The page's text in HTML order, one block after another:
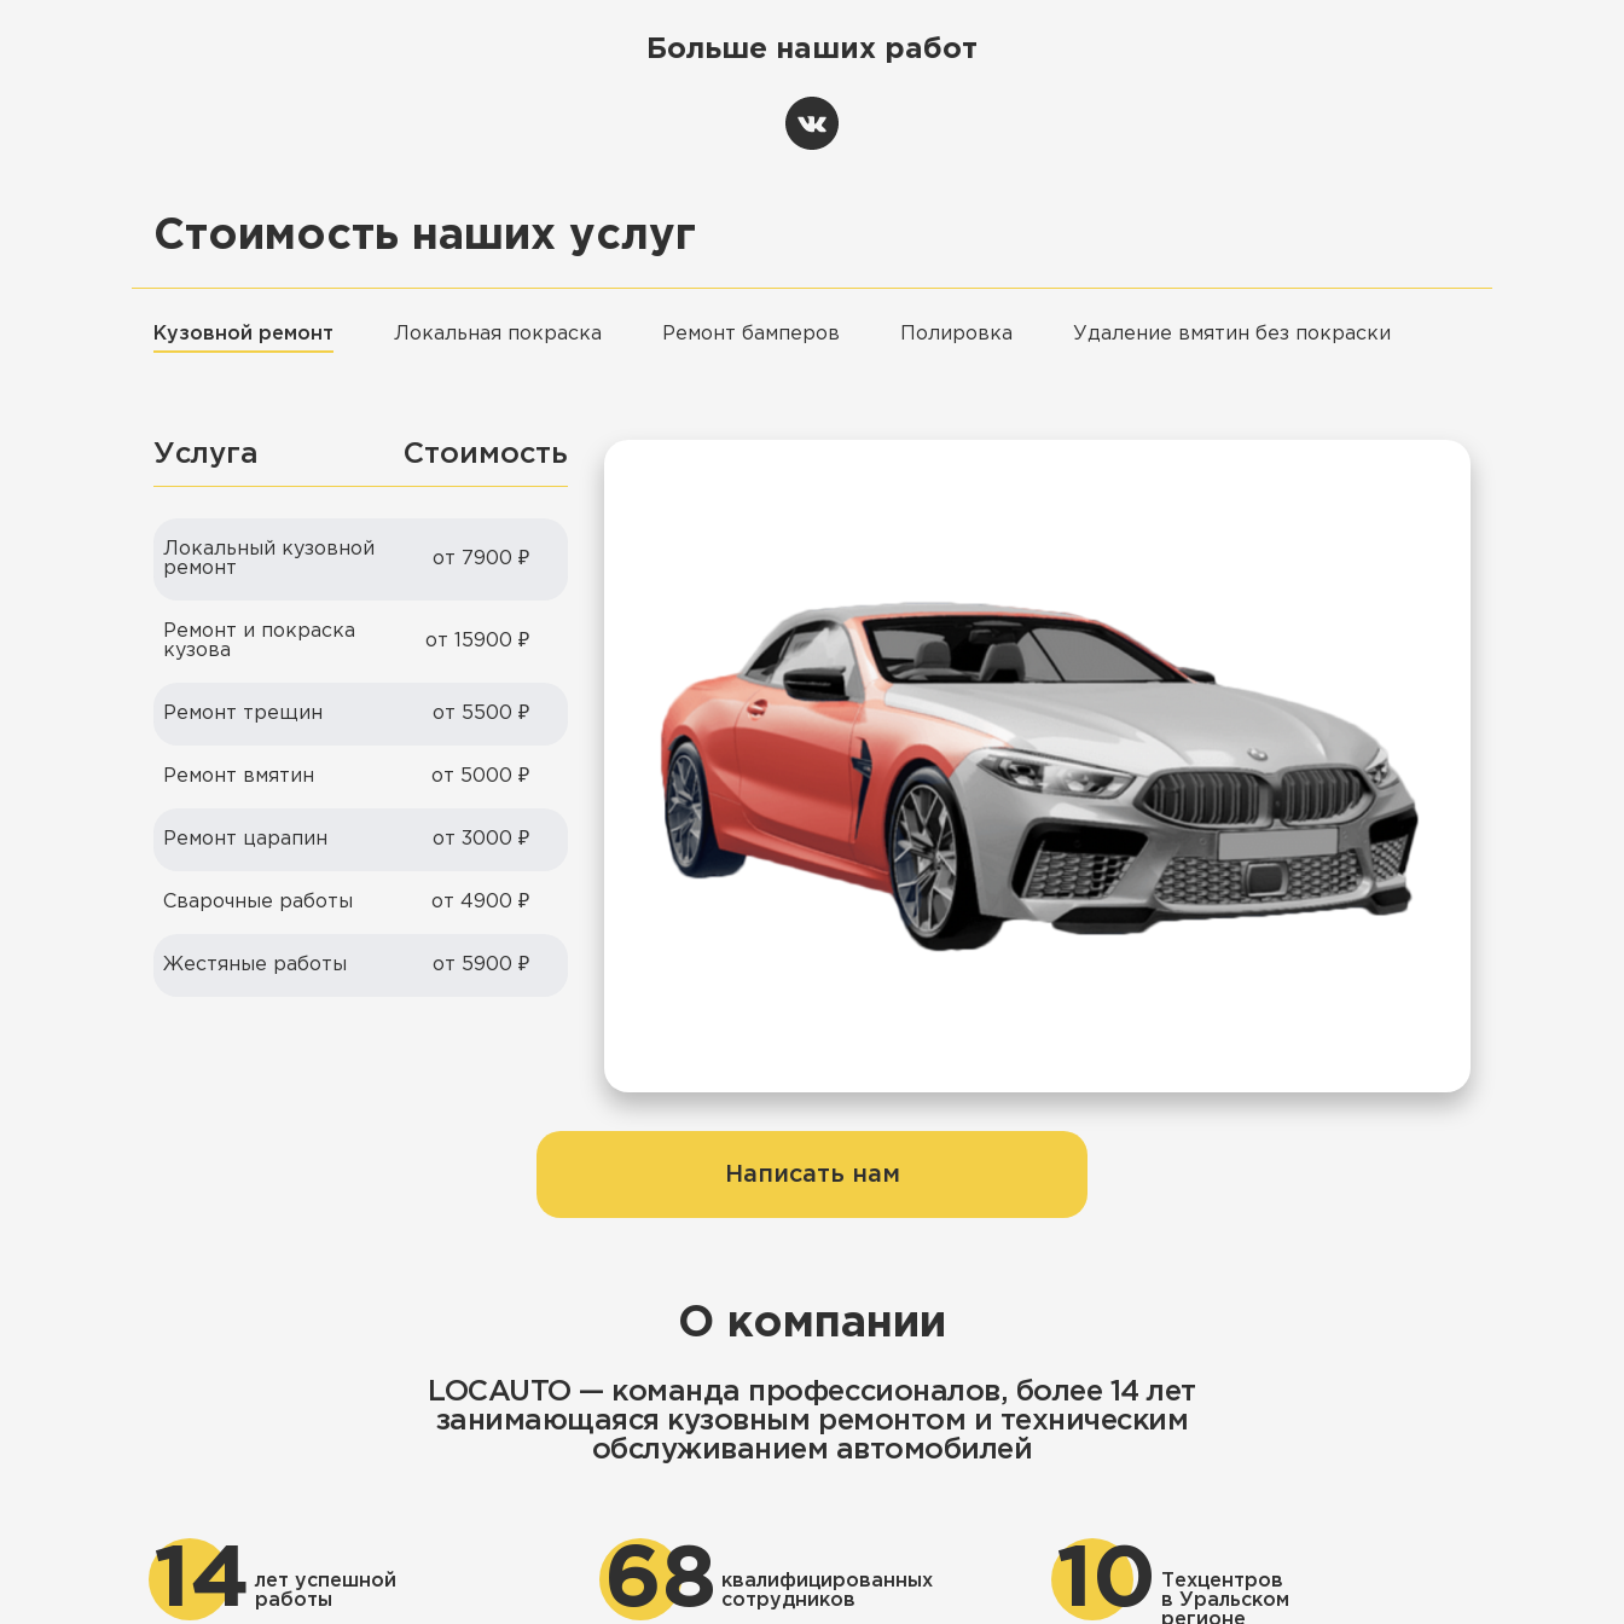
Больше наших работ
Стоимость наших услуг
Кузовной ремонт Локальная покраска Ремонт бамперов Полировка Удаление вмятин без покраски
Услуга Стоимость
Локальный кузовной
ремонт
от 7900 ₽
Ремонт и покраска
кузова
от 15900 ₽
Ремонт трещин от 5500 ₽
Ремонт вмятин от 5000 ₽
Ремонт царапин от 3000 ₽
Сварочные работы от 4900 ₽
Жестяные работы от 5900 ₽
Написать нам
О компании
LOCAUTO — команда профессионалов, более 14 лет
занимающаяся кузовным ремонтом и техническим
обслуживанием автомобилей
14 лет успешной
работы
68 квалифицированных
сотрудников
10
Техцентров
в Уральском
регионе